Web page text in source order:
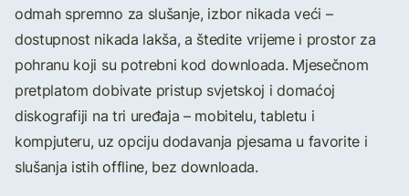
odmah spremno za slušanje, izbor nikada veći –
dostupnost nikada lakša, a štedite vrijeme i prostor za
pohranu koji su potrebni kod downloada. Mjesečnom
pretplatom dobivate pristup svjetskoj i domaćoj
diskografiji na tri uređaja – mobitelu, tabletu i
kompjuteru, uz opciju dodavanja pjesama u favorite i
slušanja istih offline, bez downloada.